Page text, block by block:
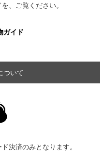
、ご覧ください。
ガイド
ついて
決済のみとなります。